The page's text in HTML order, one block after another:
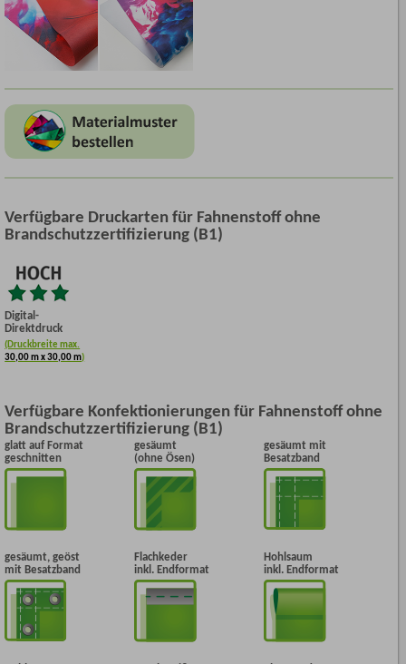
Verfügbare Druckarten für Fahnenstoff ohne
Brandschutzzertifizierung (B1)
Digital-
Direktdruck
(Druckbreite max.
30,00 m x 30,00 m)
Verfügbare Konfektionierungen für Fahnenstoff ohne
Brandschutzzertifizierung (B1)
glatt auf Format
geschnitten
gesäumt
(ohne Ösen)
gesäumt mit
Besatzband
gesäumt, geöst
mit Besatzband
Flachkeder
inkl. Endformat
Hohlsaum
inkl. Endformat